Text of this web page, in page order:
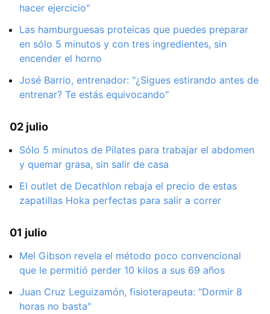
hacer ejercicio"
Las hamburguesas proteicas que puedes preparar
en sólo 5 minutos y con tres ingredientes, sin
encender el horno
José Barrio, entrenador: "¿Sigues estirando antes de
entrenar? Te estás equivocando"
02 julio
Sólo 5 minutos de Pilates para trabajar el abdomen
y quemar grasa, sin salir de casa
El outlet de Decathlon rebaja el precio de estas
zapatillas Hoka perfectas para salir a correr
01 julio
Mel Gibson revela el método poco convencional
que le permitió perder 10 kilos a sus 69 años
Juan Cruz Leguizamón, fisioterapeuta: "Dormir 8
horas no basta"